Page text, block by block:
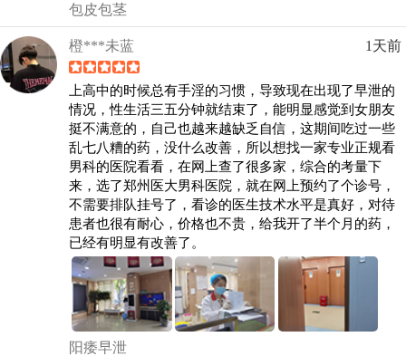
包皮包茎
橙***未蓝 1天前
上高中的时候总有手淫的习惯，导致现在出现了早泄的
情况，性生活三五分钟就结束了，能明显感觉到女朋友
挺不满意的，自己也越来越缺乏自信，这期间吃过一些
乱七八糟的药，没什么改善，所以想找一家专业正规看
男科的医院看看，在网上查了很多家，综合的考量下
来，选了郑州医大男科医院，就在网上预约了个诊号，
不需要排队挂号了，看诊的医生技术水平是真好，对待
患者也很有耐心，价格也不贵，给我开了半个月的药，
已经有明显有改善了。
阳痿早泄